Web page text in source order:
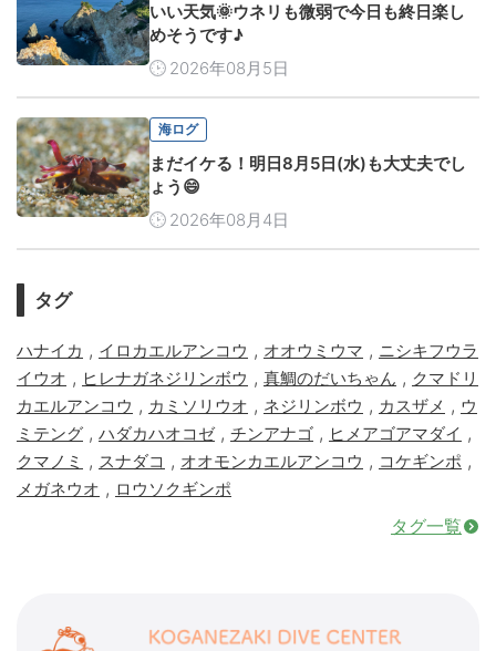
いい天気🌞ウネリも微弱で今日も終日楽し
めそうです♪
2026年08月5日
海ログ
まだイケる！明日8月5日(水)も大丈夫でし
ょう😄
2026年08月4日
タグ
ハナイカ , イロカエルアンコウ , オオウミウマ , ニシキフウラ
イウオ , ヒレナガネジリンボウ , 真鯛のだいちゃん , クマドリ
カエルアンコウ , カミソリウオ , ネジリンボウ , カスザメ , ウ
ミテング , ハダカハオコゼ, チンアナゴ , ヒメアゴアマダイ ,
クマノミ , スナダコ , オオモンカエルアンコウ , コケギンポ ,
メガネウオ , ロウソクギンポ
タグ一覧